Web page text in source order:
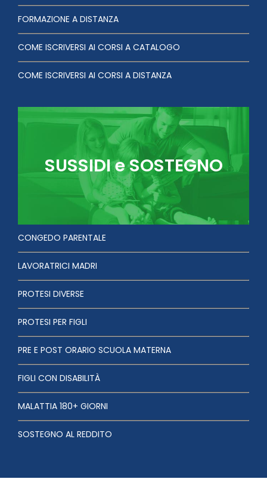
FORMAZIONE A DISTANZA
COME ISCRIVERSI AI CORSI A CATALOGO
COME ISCRIVERSI AI CORSI A DISTANZA
SUSSIDI e SOSTEGNO
CONGEDO PARENTALE
LAVORATRICI MADRI
PROTESI DIVERSE
PROTESI PER FIGLI
PRE E POST ORARIO SCUOLA MATERNA
FIGLI CON DISABILITÀ
MALATTIA 180+ GIORNI
SOSTEGNO AL REDDITO